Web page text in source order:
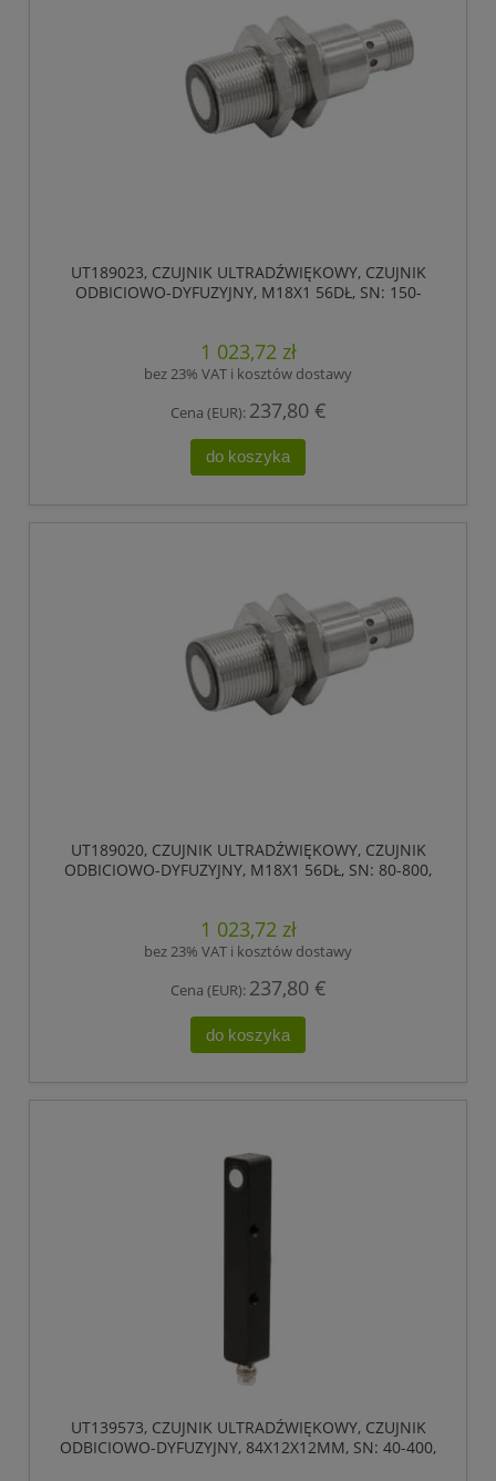
UT189023, CZUJNIK ULTRADŹWIĘKOWY, CZUJNIK
ODBICIOWO-DYFUZYJNY, M18X1 56DŁ, SN: 150-
1 023,72 zł
bez 23% VAT i kosztów dostawy
Cena (EUR): 237,80 €
do koszyka
UT189020, CZUJNIK ULTRADŹWIĘKOWY, CZUJNIK
ODBICIOWO-DYFUZYJNY, M18X1 56DŁ, SN: 80-800,
1 023,72 zł
bez 23% VAT i kosztów dostawy
Cena (EUR): 237,80 €
do koszyka
UT139573, CZUJNIK ULTRADŹWIĘKOWY, CZUJNIK
ODBICIOWO-DYFUZYJNY, 84X12X12MM, SN: 40-400,